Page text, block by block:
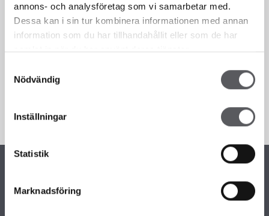
annons- och analysföretag som vi samarbetar med.
Dessa kan i sin tur kombinera informationen med annan
information som du har tillhandahållit eller som de har
samlat in när du har använt deras tjänster.
Nödvändig
Inställningar
Statistik
Marknadsföring
Publicera foton eller hemma-hos-
reportage?
Är du intresserad av att publicera foton eller
hemma-hos-reportage så hör av dig till